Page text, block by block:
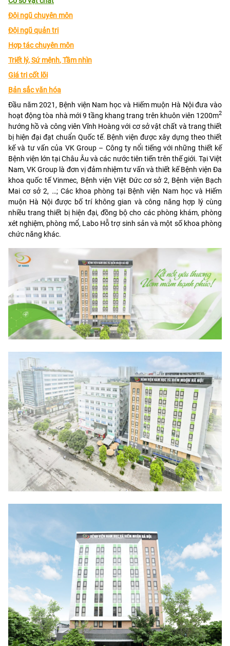
Đội ngũ chuyên môn
Đội ngũ quản trị
Hợp tác chuyên môn
Triết lý,Sứ mệnh, Tầm nhìn
Giá trị cốt lõi
Bản sắc văn hóa
Đầu năm 2021, Bệnh viện Nam học và Hiếm muộn Hà Nội đưa vào
hoạt động tòa nhà mới 9 tầng khang trang trên khuôn viên 1200m2
hướng hồ và công viên Vĩnh Hoàng với cơ sở vật chất và trang thiết
bị hiện đại đạt chuẩn Quốc tế. Bệnh viện được xây dựng theo thiết
kế và tư vấn của VK Group – Công ty nổi tiếng với những thiết kế
Bệnh viện lớn tại Châu Âu và các nước tiên tiến trên thế giới. Tại Việt
Nam, VK Group là đơn vị đảm nhiệm tư vấn và thiết kế Bệnh viện Đa
khoa quốc tế Vinmec, Bệnh viện Việt Đức cơ sở 2, Bệnh viện Bạch
Mai cơ sở 2, …; Các khoa phòng tại Bệnh viện Nam học và Hiếm
muộn Hà Nội được bố trí không gian và công năng hợp lý cùng
nhiều trang thiết bị hiện đại, đồng bộ cho các phòng khám, phòng
xét nghiệm, phòng mổ, Labo Hỗ trợ sinh sản và một số khoa phòng
chức năng khác.